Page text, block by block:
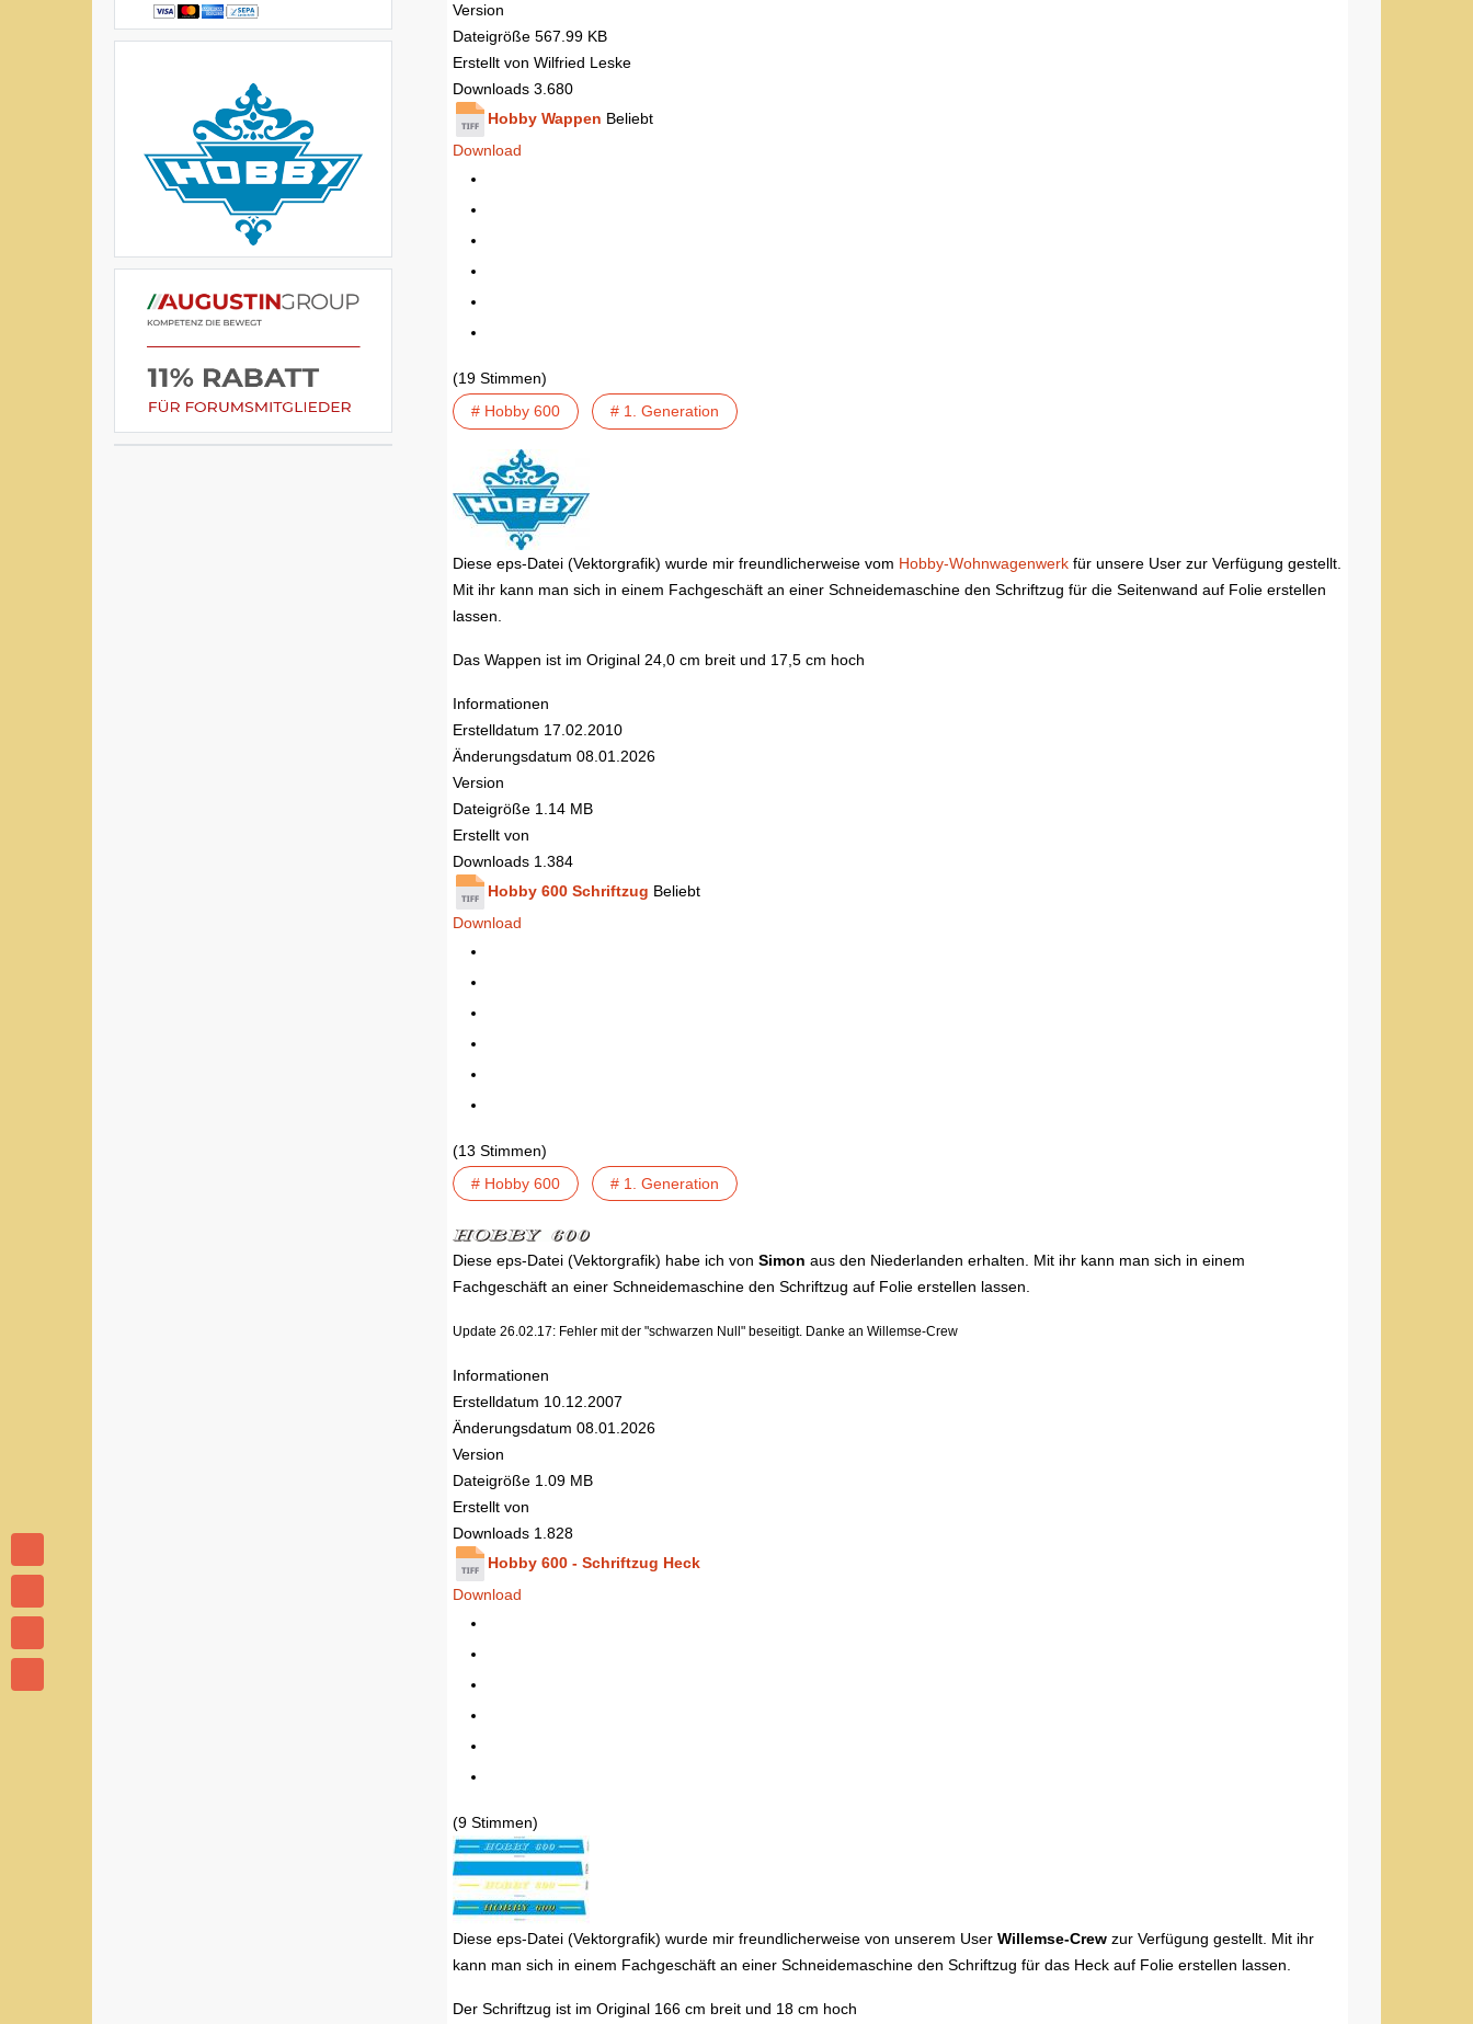
Version
Dateigröße 567.99 KB
Erstellt von Wilfried Leske
Downloads 3.680
Hobby Wappen Beliebt
Download
(19 Stimmen)
# Hobby 600
# 1. Generation
Diese eps-Datei (Vektorgrafik) wurde mir freundlicherweise vom Hobby-Wohnwagenwerk für unsere User zur Verfügung gestellt.
Mit ihr kann man sich in einem Fachgeschäft an einer Schneidemaschine den Schriftzug für die Seitenwand auf Folie erstellen
lassen.
Das Wappen ist im Original 24,0 cm breit und 17,5 cm hoch
Informationen
Erstelldatum 17.02.2010
Änderungsdatum 08.01.2026
Version
Dateigröße 1.14 MB
Erstellt von
Downloads 1.384
Hobby 600 Schriftzug Beliebt
Download
(13 Stimmen)
# Hobby 600
# 1. Generation
Diese eps-Datei (Vektorgrafik) habe ich von Simon aus den Niederlanden erhalten. Mit ihr kann man sich in einem
Fachgeschäft an einer Schneidemaschine den Schriftzug auf Folie erstellen lassen.
Update 26.02.17: Fehler mit der "schwarzen Null" beseitigt. Danke an Willemse-Crew
Informationen
Erstelldatum 10.12.2007
Änderungsdatum 08.01.2026
Version
Dateigröße 1.09 MB
Erstellt von
Downloads 1.828
Hobby 600 - Schriftzug Heck
Download
(9 Stimmen)
Diese eps-Datei (Vektorgrafik) wurde mir freundlicherweise von unserem User Willemse-Crew zur Verfügung gestellt. Mit ihr
kann man sich in einem Fachgeschäft an einer Schneidemaschine den Schriftzug für das Heck auf Folie erstellen lassen.
Der Schriftzug ist im Original 166 cm breit und 18 cm hoch